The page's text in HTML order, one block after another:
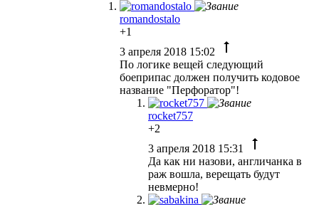
romandostalo
+1
3 апреля 2018 15:02
По логике вещей следующий
боеприпас должен получить кодовое
название "Перфоратор"!
rocket757
+2
3 апреля 2018 15:31
Да как ни назови, англичанка в
раж вошла, верещать будут
невмерно!